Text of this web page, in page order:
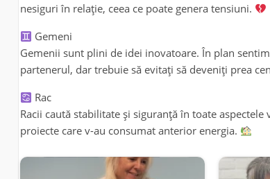
nesiguri în relație, ceea ce poate genera tensiuni.
Gemeni
Gemenii sunt plini de idei inovatoare. În plan
partenerul, dar trebuie să evitați să deveniți prea
Rac
Racii caută stabilitate și siguranță în toate
proiecte care v-au consumat anterior energia.